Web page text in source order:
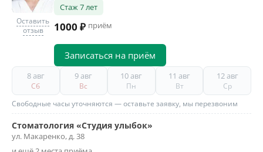
Оставить
отзыв
Стаж 7 лет
1000 ₽ приём
Записаться на приём
8 авг
Сб
9 авг
Вс
10 авг
Пн
11 авг
Вт
12 авг
Ср
Свободные часы уточняются — оставьте заявку, мы перезвоним
Стоматология «Студия улыбок»
ул. Макаренко, д. 38